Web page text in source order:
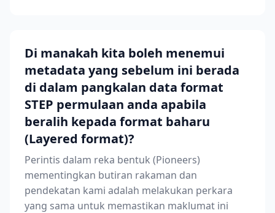
Di manakah kita boleh menemui
metadata yang sebelum ini berada
di dalam pangkalan data format
STEP permulaan anda apabila
beralih kepada format baharu
(Layered format)?
Perintis dalam reka bentuk (Pioneers)
mementingkan butiran rakaman dan
pendekatan kami adalah melakukan perkara
yang sama untuk memastikan maklumat ini